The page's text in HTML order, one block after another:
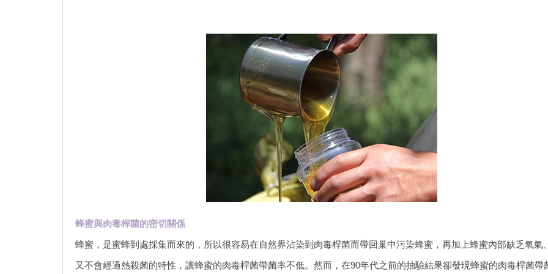
蜂蜜與肉毒桿菌的密切關係
蜂蜜，是蜜蜂到處採集而來的，所以很容易在自然界沾染到肉毒桿菌而帶回巢中污染蜂蜜，再加上蜂蜜內部缺乏氧氣
又不會經過熱殺菌的特性，讓蜂蜜的肉毒桿菌帶菌率不低。然而，在90年代之前的抽驗結果卻發現蜂蜜的肉毒桿菌帶